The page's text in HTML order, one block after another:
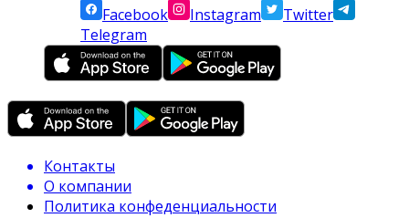
Facebook
Instagram
Twitter
Telegram
Контакты
О компании
Политика конфеденциальности